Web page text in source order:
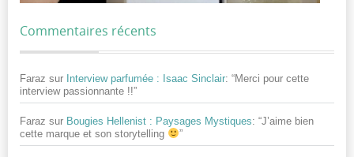
Commentaires récents
Faraz sur Interview parfumée : Isaac Sinclair: “Merci pour cette
interview passionnante !!”
Faraz sur Bougies Hellenist : Paysages Mystiques: “J’aime bien
cette marque et son storytelling
”